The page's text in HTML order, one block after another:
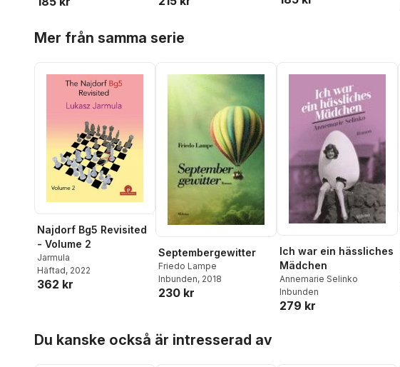
Mer från samma serie
Najdorf Bg5 Revisited
- Volume 2
Jarmula
Häftad, 2022
362 kr
Septembergewitter
Friedo Lampe
Inbunden, 2018
230 kr
Ich war ein hässliches
Mädchen
Annemarie Selinko
Inbunden
279 kr
Du kanske också är intresserad av